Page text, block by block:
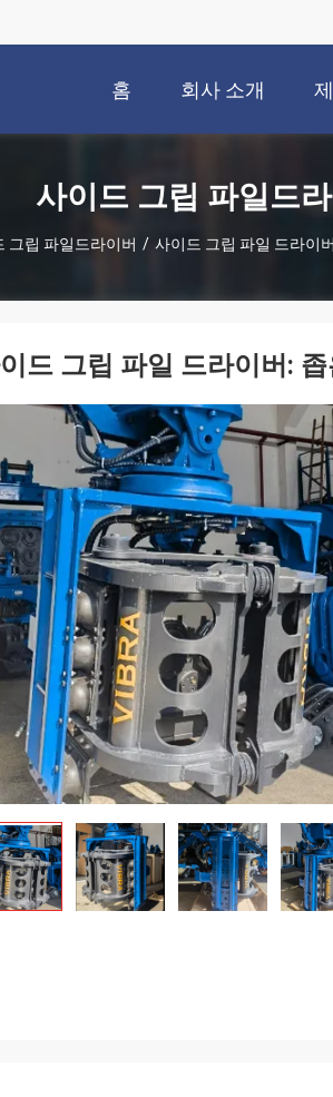
홈 회사 소개
사이드 그립 파일드
그립 파일드라이버 / 사이드 그립 파일 드라이
드 그립 파일 드라이버: